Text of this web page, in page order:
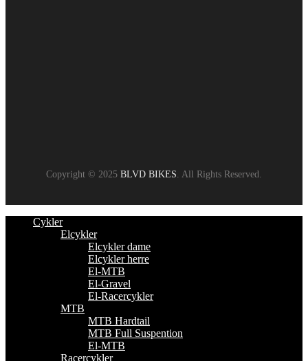
Copyright © 2025 BLVD BIKES . All Rights Reserved.
Cykler
Elcykler
Elcykler dame
Elcykler herre
El-MTB
El-Gravel
El-Racercykler
MTB
MTB Hardtail
MTB Full Suspention
El-MTB
Racercykler